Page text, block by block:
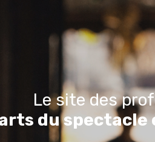
Le site des
du spectacle